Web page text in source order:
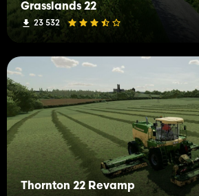
Grasslands 22
23 532
Thornton 22 Revamp